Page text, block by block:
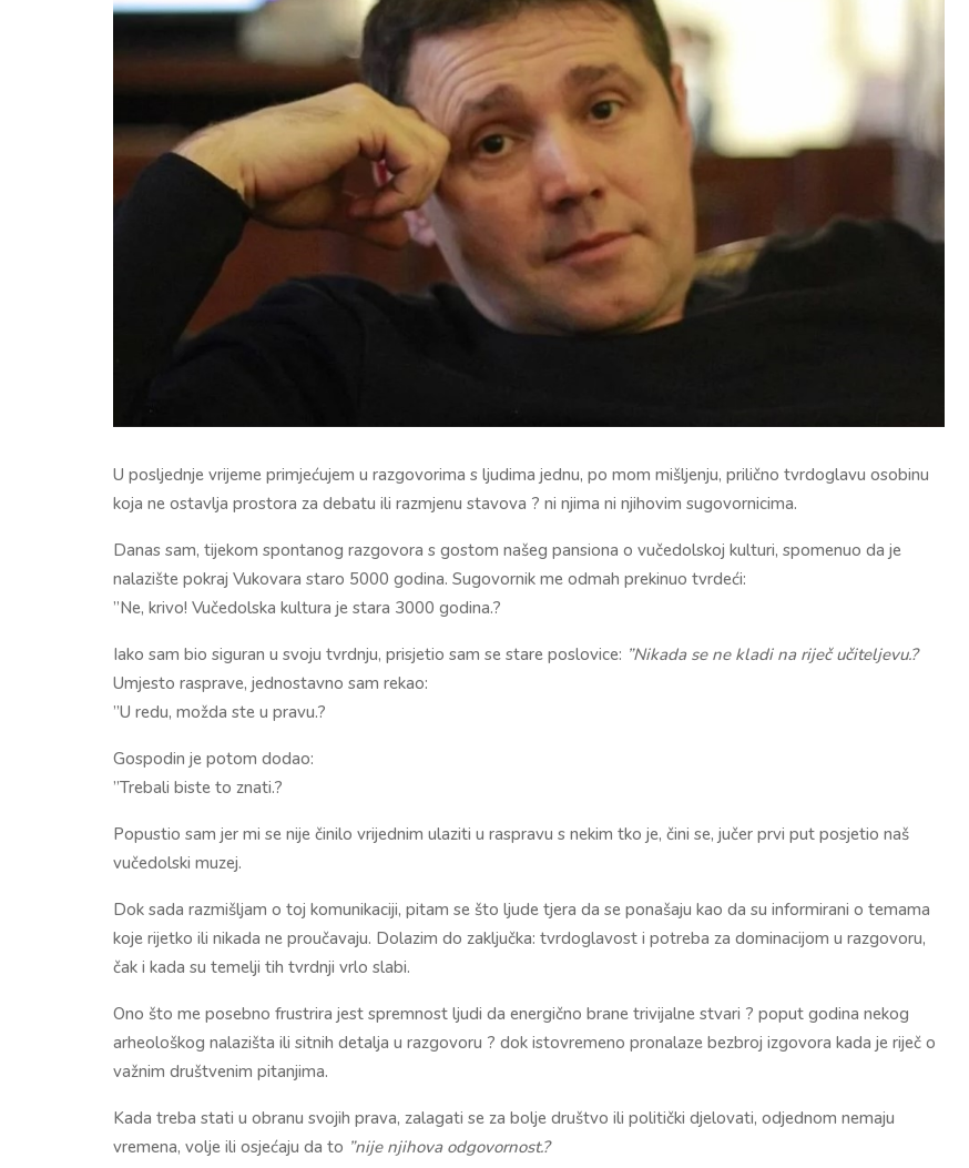
U posljednje vrijeme primjećujem u razgovorima s ljudima jednu, po mom mišljenju, prilično tvrdoglavu osobinu
koja ne ostavlja prostora za debatu ili razmjenu stavova ? ni njima ni njihovim sugovornicima.
Danas sam, tijekom spontanog razgovora s gostom našeg pansiona o vučedolskoj kulturi, spomenuo da je
nalazište pokraj Vukovara staro 5000 godina. Sugovornik me odmah prekinuo tvrdeći:
”Ne, krivo! Vučedolska kultura je stara 3000 godina.?
Iako sam bio siguran u svoju tvrdnju, prisjetio sam se stare poslovice: ”Nikada se ne kladi na riječ učiteljevu.?
Umjesto rasprave, jednostavno sam rekao:
”U redu, možda ste u pravu.?
Gospodin je potom dodao:
”Trebali biste to znati.?
Popustio sam jer mi se nije činilo vrijednim ulaziti u raspravu s nekim tko je, čini se, jučer prvi put posjetio naš
vučedolski muzej.
Dok sada razmišljam o toj komunikaciji, pitam se što ljude tjera da se ponašaju kao da su informirani o temama
koje rijetko ili nikada ne proučavaju. Dolazim do zaključka: tvrdoglavost i potreba za dominacijom u razgovoru,
čak i kada su temelji tih tvrdnji vrlo slabi.
Ono što me posebno frustrira jest spremnost ljudi da energično brane trivijalne stvari ? poput godina nekog
arheološkog nalazišta ili sitnih detalja u razgovoru ? dok istovremeno pronalaze bezbroj izgovora kada je riječ o
važnim društvenim pitanjima.
Kada treba stati u obranu svojih prava, zalagati se za bolje društvo ili politički djelovati, odjednom nemaju
vremena, volje ili osjećaju da to ”nije njihova odgovornost.?